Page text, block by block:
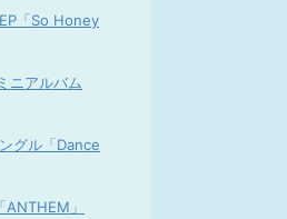
「So Honey
ニアルバム
グル「Dance
」